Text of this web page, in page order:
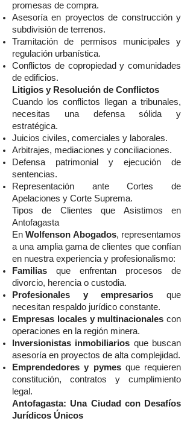
promesas de compra.
Asesoría en proyectos de construcción y
subdivisión de terrenos.
Tramitación de permisos municipales y
regulación urbanística.
Conflictos de copropiedad y comunidades
de edificios.
Litigios y Resolución de Conflictos
Cuando los conflictos llegan a tribunales,
necesitas una defensa sólida y
estratégica.
Juicios civiles, comerciales y laborales.
Arbitrajes, mediaciones y conciliaciones.
Defensa patrimonial y ejecución de
sentencias.
Representación ante Cortes de
Apelaciones y Corte Suprema.
Tipos de Clientes que Asistimos en
Antofagasta
EnWolfenson Abogados, representamos
a una amplia gama de clientes que confían
en nuestra experiencia y profesionalismo:
Familias que enfrentan procesos de
divorcio, herencia o custodia.
Profesionales y empresarios que
necesitan respaldo jurídico constante.
Empresas locales y multinacionales con
operaciones en la región minera.
Inversionistas inmobiliarios que buscan
asesoría en proyectos de alta complejidad.
Emprendedores y pymesque requieren
constitución, contratos y cumplimiento
legal.
Antofagasta: Una Ciudad con Desafíos
Jurídicos Únicos